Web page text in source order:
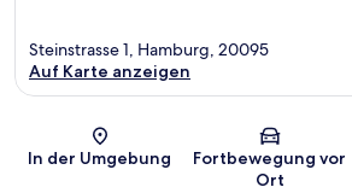
Karte
Steinstrasse 1, Hamburg, 20095
Auf Karte anzeigen
In der Umgebung
Fortbewegung vor
Ort